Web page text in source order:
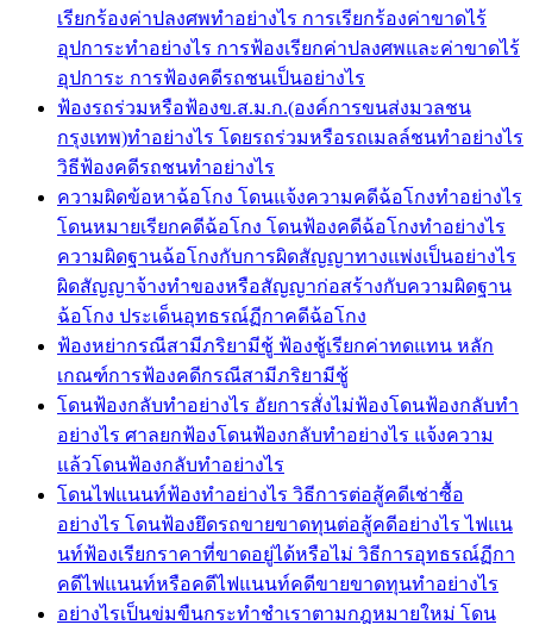
เรียกร้องค่าปลงศพทำอย่างไร การเรียกร้องค่าขาดไร้
อุปการะทำอย่างไร การฟ้องเรียกค่าปลงศพและค่าขาดไร้
อุปการะ การฟ้องคดีรถชนเป็นอย่างไร
ฟ้องรถร่วมหรือฟ้องข.ส.ม.ก.(องค์การขนส่งมวลชน
กรุงเทพ)ทำอย่างไร โดยรถร่วมหรือรถเมลล์ชนทำอย่างไร
วิธีฟ้องคดีรถชนทำอย่างไร
ความผิดข้อหาฉ้อโกง โดนแจ้งความคดีฉ้อโกงทำอย่างไร
โดนหมายเรียกคดีฉ้อโกง โดนฟ้องคดีฉ้อโกงทำอย่างไร
ความผิดฐานฉ้อโกงกับการผิดสัญญาทางแพ่งเป็นอย่างไร
ผิดสัญญาจ้างทำของหรือสัญญาก่อสร้างกับความผิดฐาน
ฉ้อโกง ประเด็นอุทธรณ์ฏีกาคดีฉ้อโกง
ฟ้องหย่ากรณีสามีภริยามีชู้ ฟ้องชู้เรียกค่าทดแทน หลัก
เกณฑ์การฟ้องคดีกรณีสามีภริยามีชู้
โดนฟ้องกลับทำอย่างไร อัยการสั่งไม่ฟ้องโดนฟ้องกลับทำ
อย่างไร ศาลยกฟ้องโดนฟ้องกลับทำอย่างไร แจ้งความ
แล้วโดนฟ้องกลับทำอย่างไร
โดนไฟแนนท์ฟ้องทำอย่างไร วิธีการต่อสู้คดีเช่าซื้อ
อย่างไร โดนฟ้องยึดรถขายขาดทุนต่อสู้คดีอย่างไร ไฟแน
นท์ฟ้องเรียกราคาที่ขาดอยู่ได้หรือไม่ วิธีการอุทธรณ์ฏีกา
คดีไฟแนนท์หรือคดีไฟแนนท์คดีขายขาดทุนทำอย่างไร
อย่างไรเป็นข่มขืนกระทำชำเราตามกฎหมายใหม่ โดน